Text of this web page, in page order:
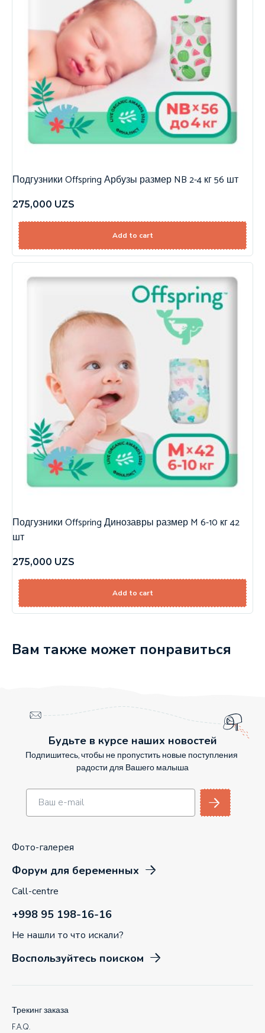
Подгузники Offspring Арбузы размер NB 2-4 кг 56 шт
275,000 UZS
Add to cart
Подгузники Offspring Динозавры размер M 6-10 кг 42
шт
275,000 UZS
Add to cart
Вам также может понравиться
Будьте в курсе наших новостей
Подпишитесь, чтобы не пропустить новые поступления
радости для Вашего малыша
Фото-галерея
Форум для беременных
Call-centre
+998 95 198-16-16
Не нашли то что искали?
Воспользуйтесь поиском
Трекинг заказа
F.A.Q.